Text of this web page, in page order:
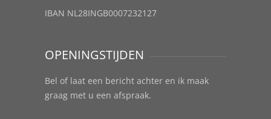
IBAN NL28INGB0007232127
OPENINGSTIJDEN
Bel of laat een bericht achter en ik maak
graag met u een afspraak.